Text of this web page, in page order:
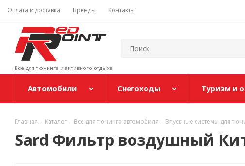
Оплата и доставка Бренды Контакты
Все для тюнинга и активного отдыха
Автомобили Снегоходы Туризм и
Главная - Каталог - Все для тюнинга автомобиля - Впускные системы для
Sard Фильтр воздушный